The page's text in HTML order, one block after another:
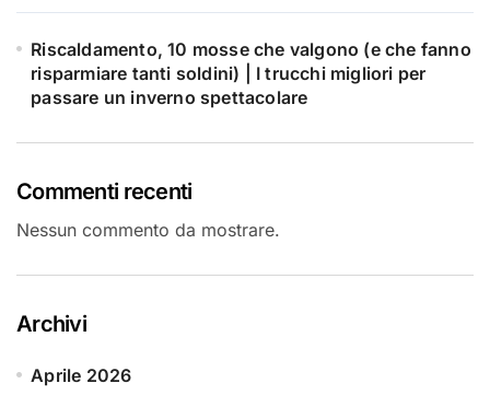
Riscaldamento, 10 mosse che valgono (e che fanno
risparmiare tanti soldini) | I trucchi migliori per
passare un inverno spettacolare
Commenti recenti
Nessun commento da mostrare.
Archivi
Aprile 2026